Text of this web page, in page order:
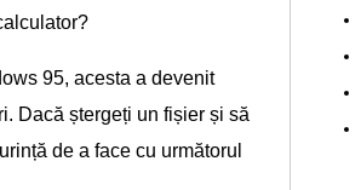
95, acesta a devenit
Dacă ștergeți un fișier și să
de a face cu următorul